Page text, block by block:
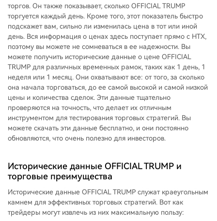
торгов. Он также показывает, сколько OFFICIAL TRUMP
торгуется каждый день. Кроме того, этот показатель быстро
подскажет вам, сильно ли изменилась цена в тот или иной
день. Вся информация о ценах здесь поступает прямо с HTX,
поэтому вы можете не сомневаться в ее надежности. Вы
можете получить исторические данные о цене OFFICIAL
TRUMP для различных временных рамок, таких как 1 день, 1
неделя или 1 месяц. Они охватывают все: от того, за сколько
она начала торговаться, до ее самой высокой и самой низкой
цены и количества сделок. Эти данные тщательно
проверяются на точность, что делает их отличным
инструментом для тестирования торговых стратегий. Вы
можете скачать эти данные бесплатно, и они постоянно
обновляются, что очень полезно для инвесторов.
Исторические данные OFFICIAL TRUMP и
торговые преимущества
Исторические данные OFFICIAL TRUMP служат краеугольным
камнем для эффективных торговых стратегий. Вот как
трейдеры могут извлечь из них максимальную пользу: